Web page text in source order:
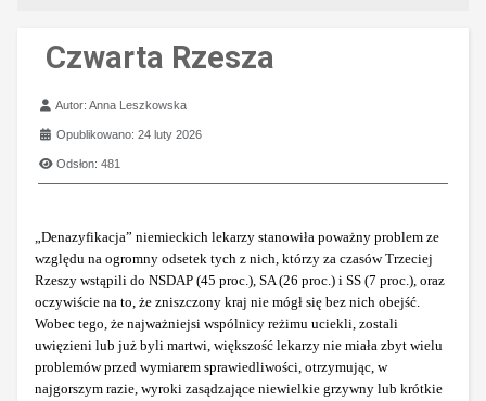
Czwarta Rzesza
Szczegóły
Autor:Anna Leszkowska
Opublikowano: 24 luty 2026
Odsłon: 481
„Denazyfikacja” niemieckich lekarzy stanowiła poważny problem ze
względu na ogromny odsetek tych z nich, którzy za czasów Trzeciej
Rzeszy wstąpili do NSDAP (45 proc.), SA (26 proc.) i SS (7 proc.), oraz
oczywiście na to, że zniszczony kraj nie mógł się bez nich obejść.
Wobec tego, że najważniejsi wspólnicy reżimu uciekli, zostali
uwięzieni lub już byli martwi, większość lekarzy nie miała zbyt wielu
problemów przed wymiarem sprawiedliwości, otrzymując, w
najgorszym razie, wyroki zasądzające niewielkie grzywny lub krótkie